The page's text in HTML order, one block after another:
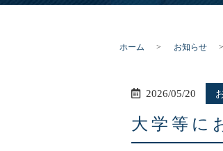
ホーム お知らせ
2026/05/20
大学等に